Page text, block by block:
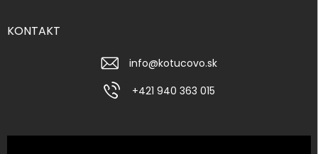
KONTAKT
info@kotucovo.sk
+421 940 363 015